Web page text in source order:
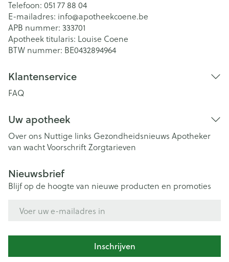
Telefoon: 051 77 88 04
E-mailadres: info@apotheekcoene.be
APB nummer: 333701
Apotheek titularis: Louise Coene
BTW nummer: BE0432894964
Klantenservice
FAQ
Uw apotheek
Over ons Nuttige links Gezondheidsnieuws Apotheker
van wachtVoorschriftZorgtarieven
Nieuwsbrief
Blijf op de hoogte van nieuwe producten en promoties
Inschrijven